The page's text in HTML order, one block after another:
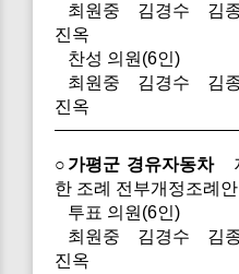
최원중 김경수 김
진옥
찬성 의원(6인)
최원중 김경수 김
진옥
○가평군 경유자동차저
한 조례 전부개정조례안
투표 의원(6인)
최원중 김경수 김
진옥